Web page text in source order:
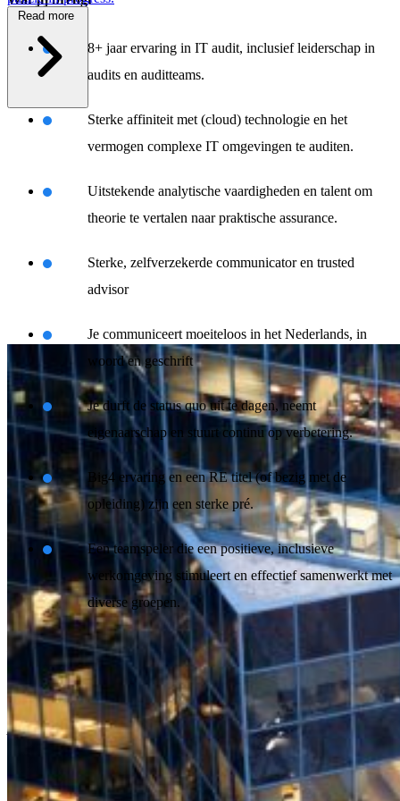
8+ jaar ervaring in IT audit, inclusief leiderschap in
audits en auditteams.
Sterke affiniteit met (cloud) technologie en het
vermogen complexe IT omgevingen te auditen.
Uitstekende analytische vaardigheden en talent om
theorie te vertalen naar praktische assurance.
Sterke, zelfverzekerde communicator en trusted
advisor
Je communiceert moeiteloos in het Nederlands, in
woord en geschrift
Je durft de status quo uit te dagen, neemt
eigenaarschap en stuurt continu op verbetering.
Big4 ervaring en een RE titel (of bezig met de
opleiding) zijn een sterke pré.
Een teamspeler die een positieve, inclusieve
werkomgeving stimuleert en effectief samenwerkt met
diverse groepen.
Everyone we work with and consider working with has a right to
equal treatment. The hiring and appraisal process at Schuberg
Philis is designed to be thorough and equitable, implementing fair
payment, benefits, and opportunities across all demographics.
It is our desire to be a company that brings together multiple
Read more